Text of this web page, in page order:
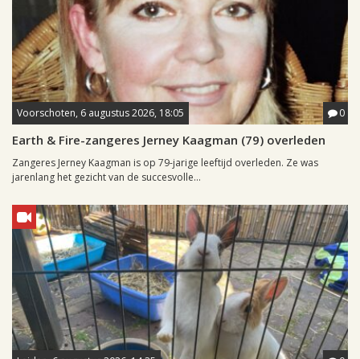
Voorschoten, 6 augustus 2026, 18:05 0
Earth & Fire-zangeres Jerney Kaagman (79) overleden
Zangeres Jerney Kaagman is op 79-jarige leeftijd overleden. Ze was
jarenlang het gezicht van de succesvolle...